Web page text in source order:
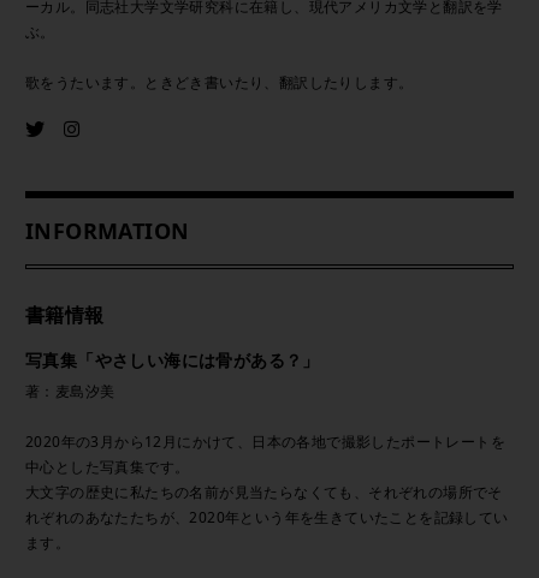
ーカル。同志社大学文学研究科に在籍し、現代アメリカ文学と翻訳を学
ぶ。
歌をうたいます。ときどき書いたり、翻訳したりします。
INFORMATION
書籍情報
写真集「やさしい海には骨がある？」
著：麦島汐美
2020年の3月から12月にかけて、日本の各地で撮影したポートレートを
中心とした写真集です。
大文字の歴史に私たちの名前が見当たらなくても、それぞれの場所でそ
れぞれのあなたたちが、2020年という年を生きていたことを記録してい
ます。